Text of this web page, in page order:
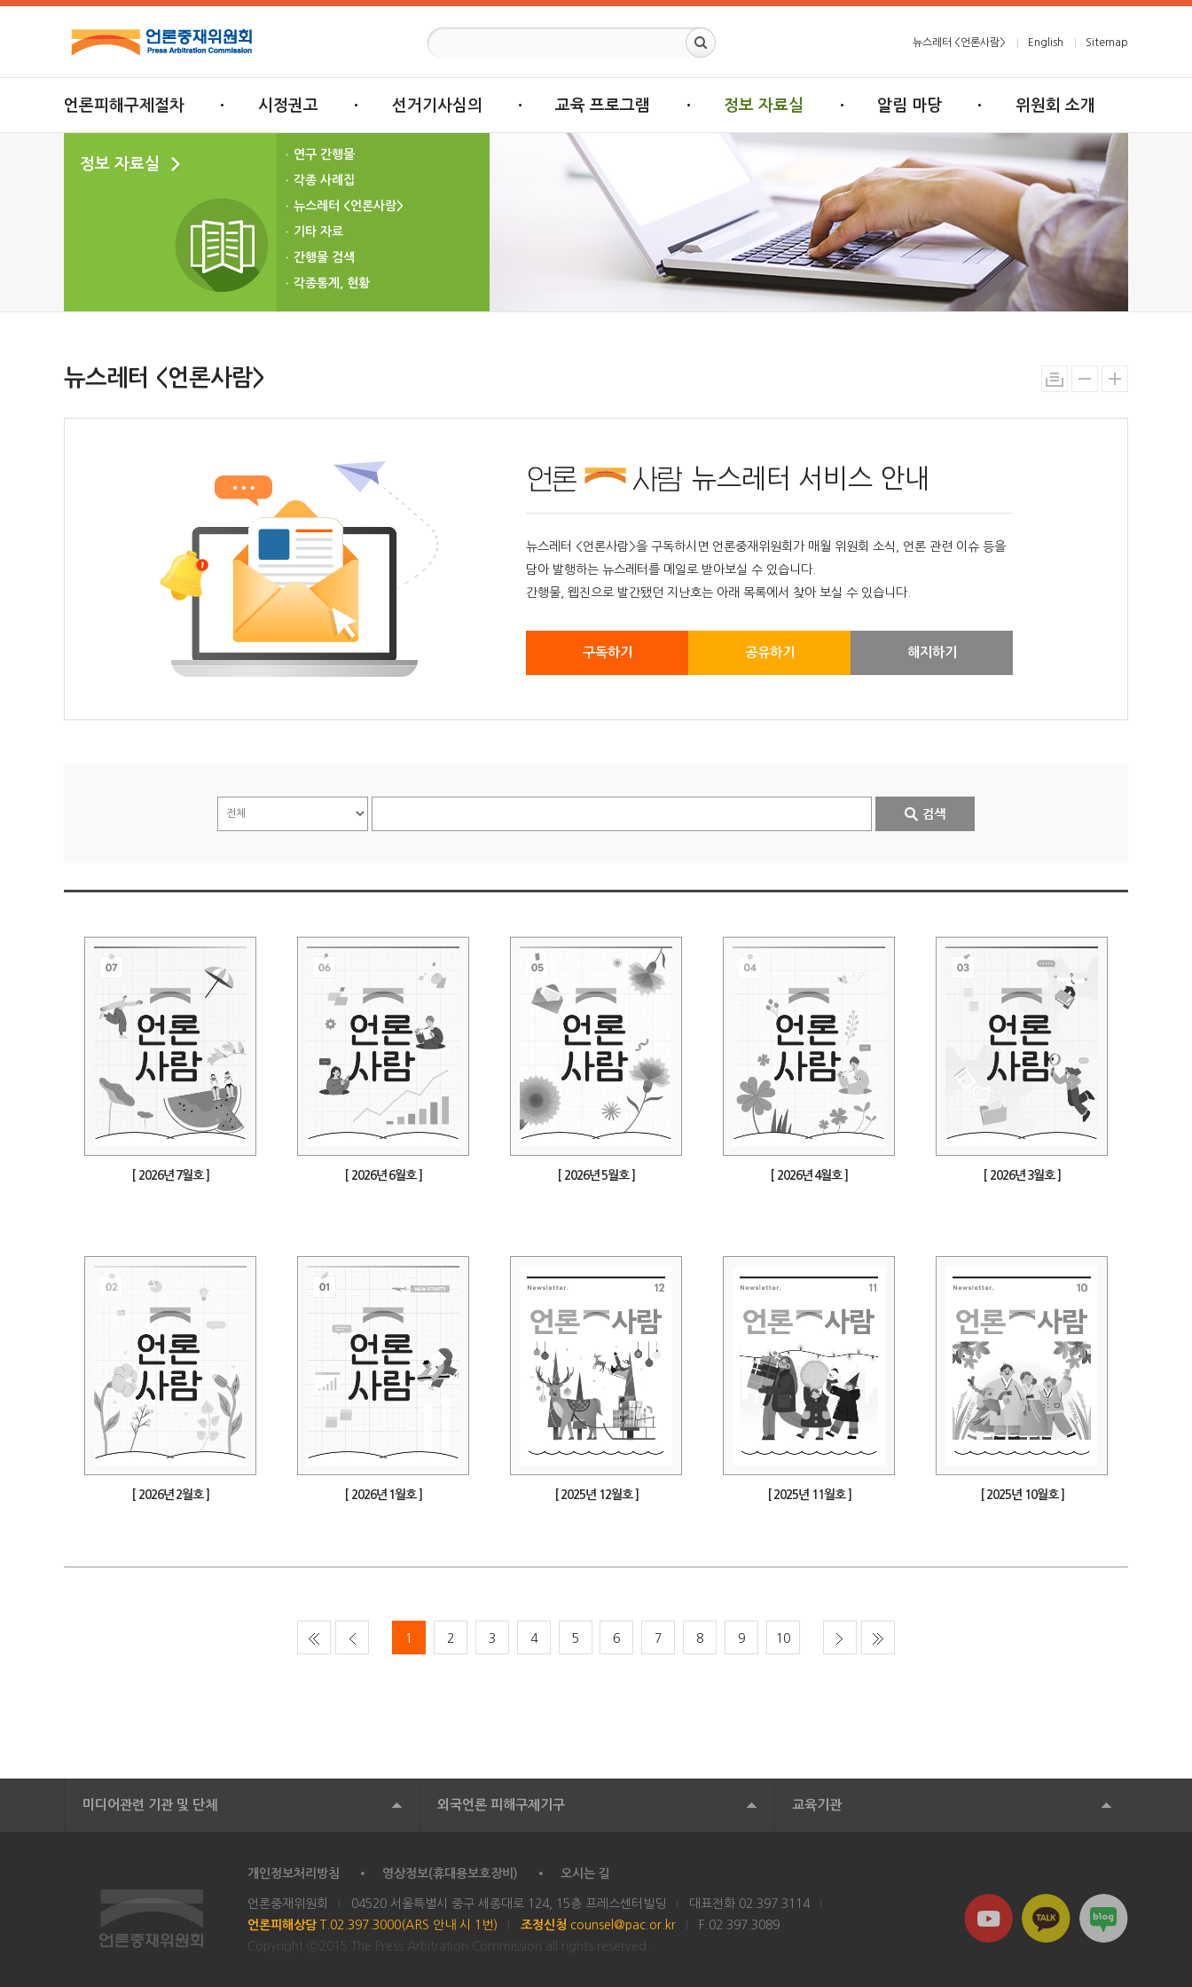
뉴스레터 <언론사람> English Sitemap
언론피해구제절차 시정권고 선거기사심의 교육 프로그램 정보 자료실 알림 마당 위원회 소개
정보 자료실
연구 간행물
각종 사례집
뉴스레터 <언론사람>
기타 자료
간행물 검색
각종통계, 현황
뉴스레터 <언론사람>
뉴스레터 서비스 안내
뉴스레터 <언론사람>을 구독하시면 언론중재위원회가 매월 위원회 소식, 언론 관련 이슈 등을
담아 발행하는 뉴스레터를 메일로 받아보실 수 있습니다.
간행물, 웹진으로 발간됐던 지난호는 아래 목록에서 찾아 보실 수 있습니다.
구독하기 공유하기 해지하기
[ 2026년 7월호 ] [ 2026년 6월호 ] [ 2026년 5월호 ] [ 2026년 4월호 ] [ 2026년 3월호 ]
[ 2026년 2월호 ] [ 2026년 1월호 ] [ 2025년 12월호 ] [ 2025년 11월호 ] [ 2025년 10월호 ]
1 2 3 4 5 6 7 8 9 10
미디어관련 기관 및 단체 외국언론 피해구제기구 교육기관
개인정보처리방침 영상정보(휴대용보호장비) 오시는 길
언론중재위원회 04520 서울특별시 중구 세종대로 124, 15층 프레스센터빌딩 대표전화 02.397.3114
언론피해상담 T.02.397.3000(ARS 안내 시 1번) 조정신청 counsel@pac.or.kr
F.02.397.3089
Copyright ⓒ2015 The Press Arbitration Commission all rights reserved.